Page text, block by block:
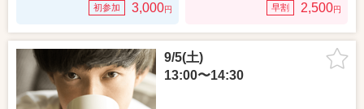
初参加 3,000円 早割 2,500円
9/5(土)
13:00〜14:30